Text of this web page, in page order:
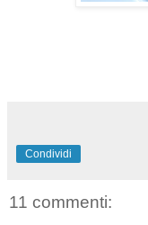
Condividi
11 commenti: